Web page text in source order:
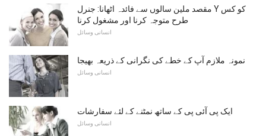
مقصد ملین سالوں سے فائدہ اٹھانا: جنرل Y کو کس
طرح متوجہ کرنا اور مشغول کرنا
انسانی وسائل
نمونہ ملازم آپ کے خطے کی نگرانی کے ذریعہ بھیجا
انسانی وسائل
ایک پی آئی پی کے ساتھ نمٹنے کے لئے سفارشات
انسانی وسائل